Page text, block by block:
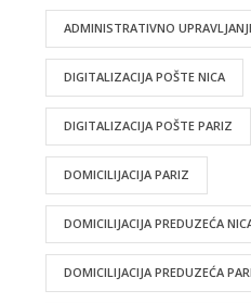
ADMINISTRATIVNO
DIGITALIZACIJA POŠTE NICA
DIGITALIZACIJA POŠTE PARIZ
DOMICILIJACIJA PARIZ
DOMICILIJACIJA PREDUZEĆA
DOMICILIJACIJA PREDUZEĆA